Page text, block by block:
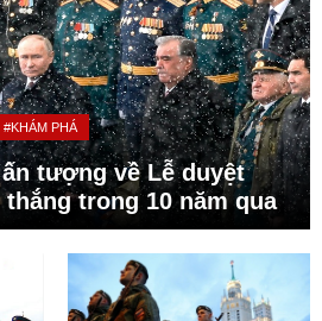
#KHÁM PHÁ
tượng về Lễ duyệt
thắng trong 10 năm qua